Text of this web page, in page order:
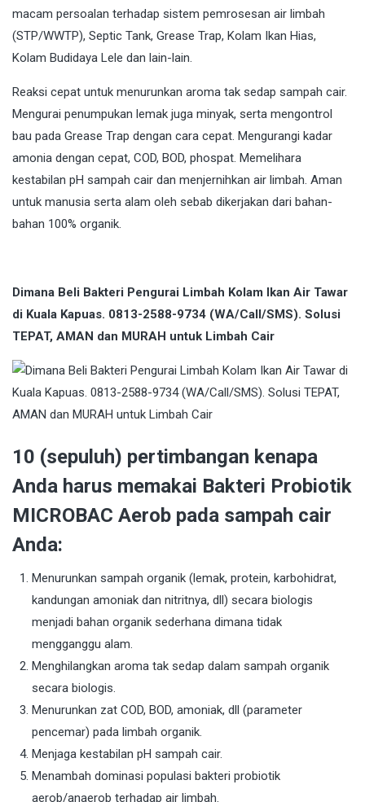
macam persoalan terhadap sistem pemrosesan air limbah
(STP/WWTP), Septic Tank, Grease Trap, Kolam Ikan Hias,
Kolam Budidaya Lele dan lain-lain.
Reaksi cepat untuk menurunkan aroma tak sedap sampah cair.
Mengurai penumpukan lemak juga minyak, serta mengontrol
bau pada Grease Trap dengan cara cepat. Mengurangi kadar
amonia dengan cepat, COD, BOD, phospat. Memelihara
kestabilan pH sampah cair dan menjernihkan air limbah. Aman
untuk manusia serta alam oleh sebab dikerjakan dari bahan-
bahan 100% organik.
Dimana Beli Bakteri Pengurai Limbah Kolam Ikan Air Tawar
di Kuala Kapuas. 0813-2588-9734 (WA/Call/SMS). Solusi
TEPAT, AMAN dan MURAH untuk Limbah Cair
10 (sepuluh) pertimbangan kenapa
Anda harus memakai Bakteri Probiotik
MICROBAC Aerob pada sampah cair
Anda:
Menurunkan sampah organik (lemak, protein, karbohidrat,
kandungan amoniak dan nitritnya, dll) secara biologis
menjadi bahan organik sederhana dimana tidak
mengganggu alam.
Menghilangkan aroma tak sedap dalam sampah organik
secara biologis.
Menurunkan zat COD, BOD, amoniak, dll (parameter
pencemar) pada limbah organik.
Menjaga kestabilan pH sampah cair.
Menambah dominasi populasi bakteri probiotik
aerob/anaerob terhadap air limbah.